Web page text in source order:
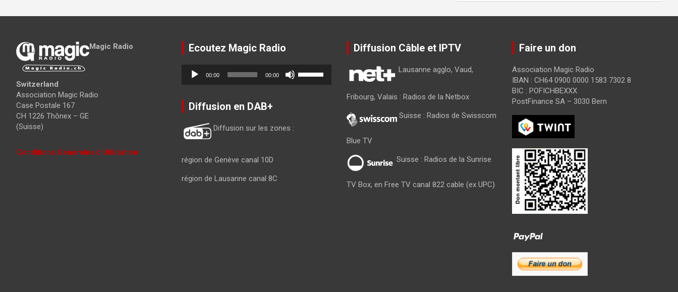
Magic Radio
Switzerland
Association Magic Radio
Case Postale 167
CH 1226 Thônex – GE
(Suisse)
Conditions Générales d’Utilisation
Ecoutez Magic Radio
Lecteur
audio
00:00 00:00
Diffusion en DAB+
Diffusion sur les zones :
région de Genève canal 10D
région de Lausanne canal 8C
Diffusion Câble et IPTV
Lausanne agglo, Vaud,
Fribourg, Valais : Radios de la Netbox
Suisse : Radios de Swisscom
Blue TV
Suisse : Radios de la Sunrise
TV Box, en Free TV canal 822 cable (ex UPC)
Faire un don
Association Magic Radio
IBAN : CH64 0900 0000 1583 7302 8
BIC : POFICHBEXXX
PostFinance SA – 3030 Bern